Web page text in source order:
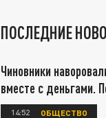
ПОСЛЕДНИЕ
Чиновники
вместе с деньгами.
14:52 ОБЩЕСТВО